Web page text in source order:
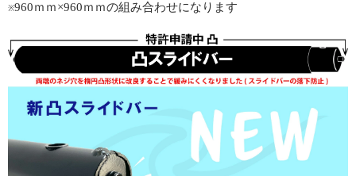
※960ｍｍ×960ｍｍの組み合わせになります